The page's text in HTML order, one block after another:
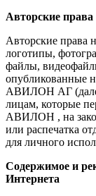
Авторские права
Авторские права
логотипы,
файлы,
опубликованные
АВИЛОН АГ
лицам, которые
АВИЛОН , на
или распечатка
для личного
Содержимое и
Интернета